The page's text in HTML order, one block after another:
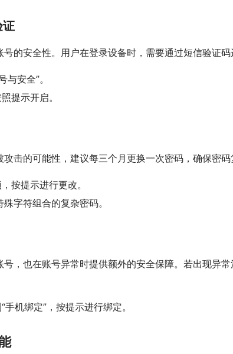
证
的安全性。用户在登录设备时，需要通过短信验证码
安全”。
提示开启。
击的可能性，建议每三个月更换一次密码，确保密码
按提示进行更改。
字符组合的复杂密码。
，也在账号异常时提供额外的安全保障。若出现异
手机绑定”，按提示进行绑定。